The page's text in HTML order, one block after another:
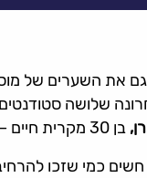
את השערים של
שלושה
בן 30 מקרית חיים – גם הוא בשנת לימודיו האחרונה בהנדסת מכונות.
כמי שזכו